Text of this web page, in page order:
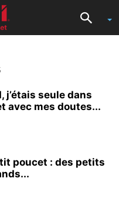
j’étais seule dans
avec mes doutes...
poucet : des petits